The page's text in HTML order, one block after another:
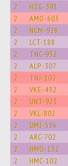
2 HZG-391
2 AMO-603
2 NCM-928
2 LCT-188
2 TNC-952
2 ALP-307
2 TNJ-102
2 VKE-432
2 UNT-923
2 VKL-802
2 UMJ-536
2 ARC-702
2 HMO-132
2 HMC-102